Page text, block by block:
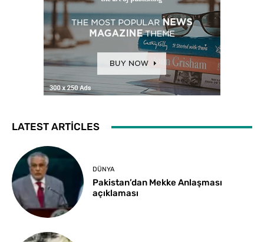
LATEST ARTICLES
DÜNYA
Pakistan’dan Mekke Anlaşması
açıklaması